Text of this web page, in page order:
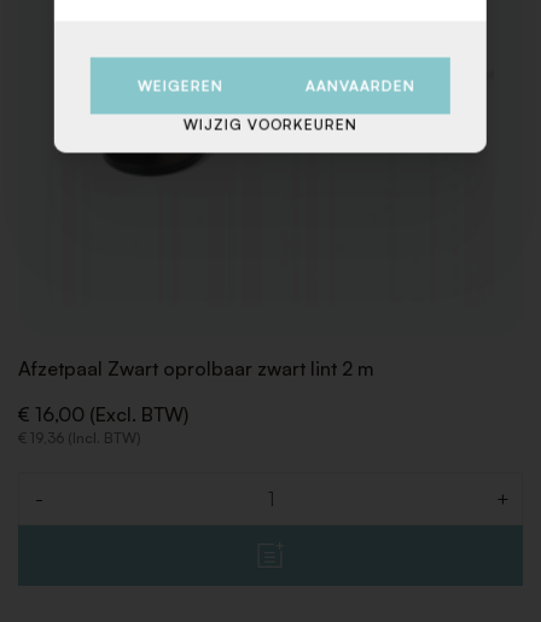
Afzetpaal Zwart oprolbaar zwart lint 2 m
€ 16,00 (Excl. BTW)
€ 19,36 (Incl. BTW)
- +
WEIGEREN AANVAARDEN
WIJZIG VOORKEUREN